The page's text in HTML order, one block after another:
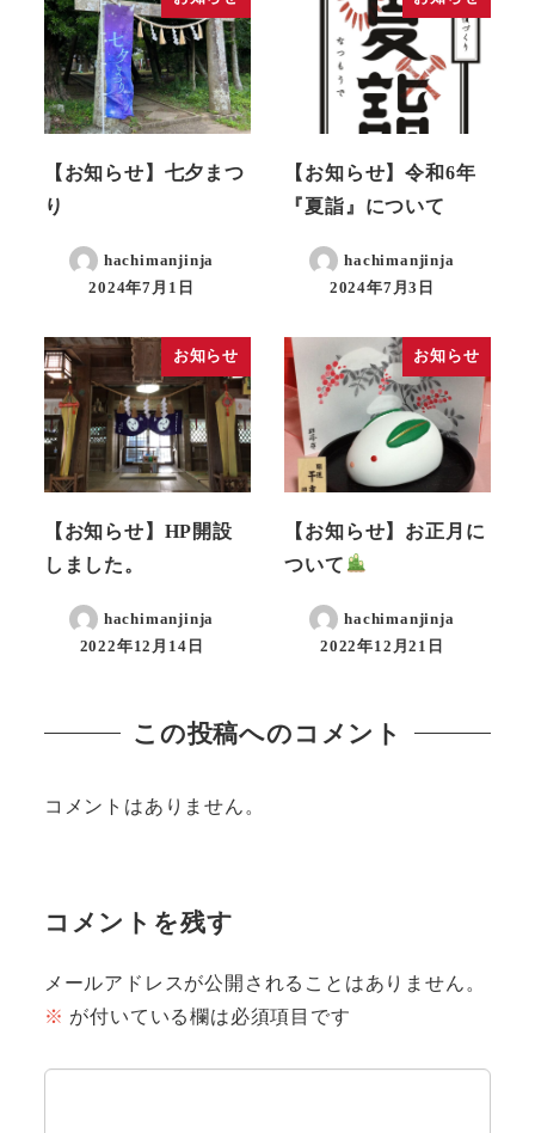
【お知らせ】七夕まつ
り
hachimanjinja
2024年7月1日
【お知らせ】令和6年
『夏詣』について
hachimanjinja
2024年7月3日
お知らせ
【お知らせ】HP開設
しました。
hachimanjinja
2022年12月14日
お知らせ
【お知らせ】お正月に
ついて
hachimanjinja
2022年12月21日
この投稿へのコメント
コメントはありません。
コメントを残す
メールアドレスが公開されることはありません。
※ が付いている欄は必須項目です